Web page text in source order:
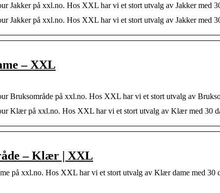
Jakker på xxl.no. Hos XXL har vi et stort utvalg av Jakker med
Jakker på xxl.no. Hos XXL har vi et stort utvalg av Jakker med
– XXL
Bruksområde på xxl.no. Hos XXL har vi et stort utvalg av
Klær på xxl.no. Hos XXL har vi et stort utvalg av Klær med 30
– Klær | XXL
på xxl.no. Hos XXL har vi et stort utvalg av Klær dame med 30